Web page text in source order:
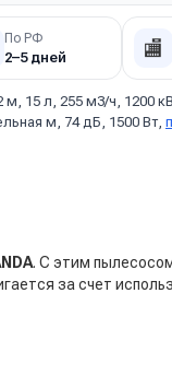
По РФ
2–5 дней 🏬
м, 15 л, 255 м3/ч, 1200
м, 74 дБ, 1500 Вт,
. С этим
за счет